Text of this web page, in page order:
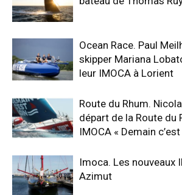
Ocean Race. Paul
skipper Mariana
leur IMOCA à Lorient
Route du Rhum.
départ de la Route du
IMOCA « Demain
Imoca. Les nouveaux
Azimut